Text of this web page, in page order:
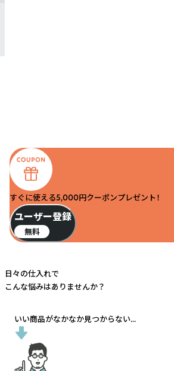
すぐに使える5,000円クーポンプレゼント！
ユーザー登録
無料
日々の仕入れで
こんな悩みはありませんか？
いい商品がなかなか見つからない...